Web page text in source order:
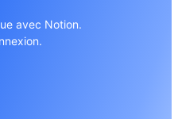
avec Notion.